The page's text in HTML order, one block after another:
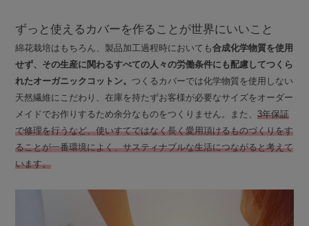
ずっと使えるカバーを作ることが世界にいいこと
綿花栽培はもちろん、製品加工過程時においても合成化学物質を使用
せず、その生産に関わるすべての人々の労働条件にも配慮してつくら
れたオーガニックコットン。 つくるカバーでは化学物質を使用しない
天然繊維にこだわり、在庫を持たずお客様が必要なサイズをオーダー
メイドでお作りするため余分なものをつくりません。また、3年保証
で修理を行うなど、使いすてではなく長く愛用頂けるものづくりをす
ることが一番環境によく、サスティナブルな生活につながると考えて
います。